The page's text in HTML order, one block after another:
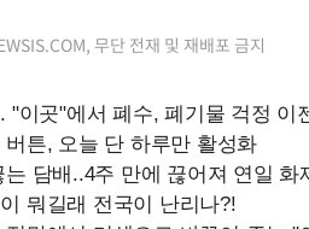
무단 전재 및 재배포 금지